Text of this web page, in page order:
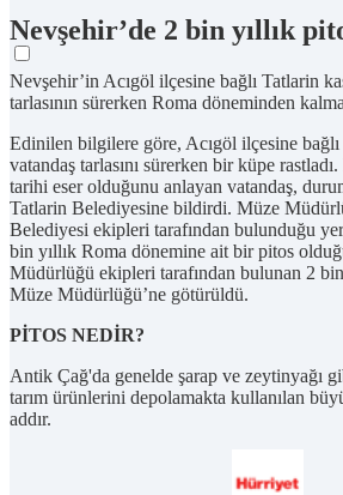
Nevşehir’de 2 bin yıllık
Nevşehir’in Acıgöl ilçesine bağlı Tatlarin
tarlasının sürerken Roma döneminden
Edinilen bilgilere göre, Acıgöl ilçesine bağlı
vatandaş tarlasını sürerken bir küpe
tarihi eser olduğunu anlayan vatandaş,
Tatlarin Belediyesine bildirdi. Müze
Belediyesi ekipleri tarafından bulunduğu
bin yıllık Roma dönemine ait bir pitos
Müdürlüğü ekipleri tarafından bulunan 2
Müze Müdürlüğü’ne götürüldü.
PİTOS NEDİR?
Antik Çağ'da genelde şarap ve zeytinyağı
tarım ürünlerini depolamakta kullanılan
addır.